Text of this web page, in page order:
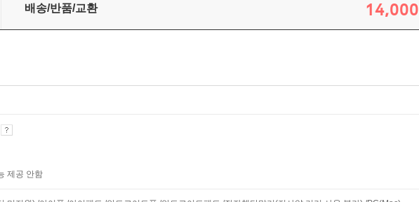
배송/반품/교환 14,000
제공 안함